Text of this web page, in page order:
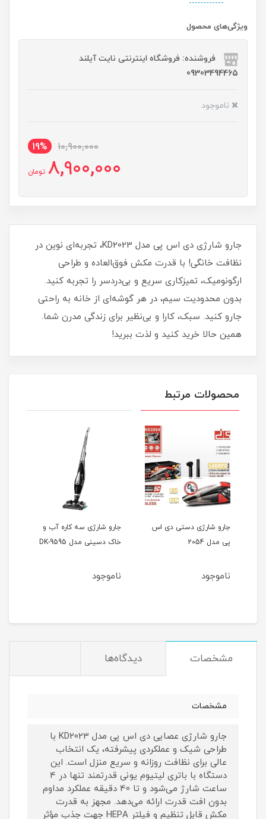
ویژگی‌های محصول
فروشنده: فروشگاه اینترنتی نایت آیلند
09303494465
ناموجود
10,900,000
19%
8,900,000 تومان
جارو شارژی دی اس پی مدل KD2023، تجربه‌ای نوین در
نظافت خانگی! با قدرت مکش فوق‌العاده و طراحی
ارگونومیک، تمیزکاری سریع و بی‌دردسر را تجربه کنید.
بدون محدودیت سیم، در هر گوشه‌ای از خانه به راحتی
جارو کنید. سبک، کارا و بی‌نظیر برای زندگی مدرن شما.
همین حالا خرید کنید و لذت ببرید!
محصولات مرتبط
جارو شارژی دستی دی اس
پی مدل 2054
ناموجود
جارو شارژی سه کاره آب و
خاک دسینی مدل DK-9595
ناموجود
مشخصات دیدگاه‌ها
مشخصات
جارو شارژی عصایی دی اس پی مدل KD2023 با
طراحی شیک و عملکردی پیشرفته، یک انتخاب
عالی برای نظافت روزانه و سریع منزل است. این
دستگاه با باتری لیتیوم یونی قدرتمند تنها در 4
ساعت شارژ می‌شود و تا 40 دقیقه عملکرد مداوم
بدون افت قدرت ارائه می‌دهد. مجهز به قدرت
مکش قابل تنظیم و فیلتر HEPA جهت جذب مؤثر